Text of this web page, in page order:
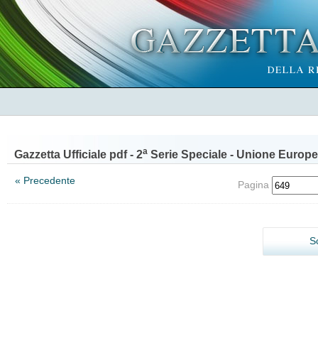
Gazzetta Ufficiale pdf - 2a Serie Speciale - Unione
« Precedente Pagina